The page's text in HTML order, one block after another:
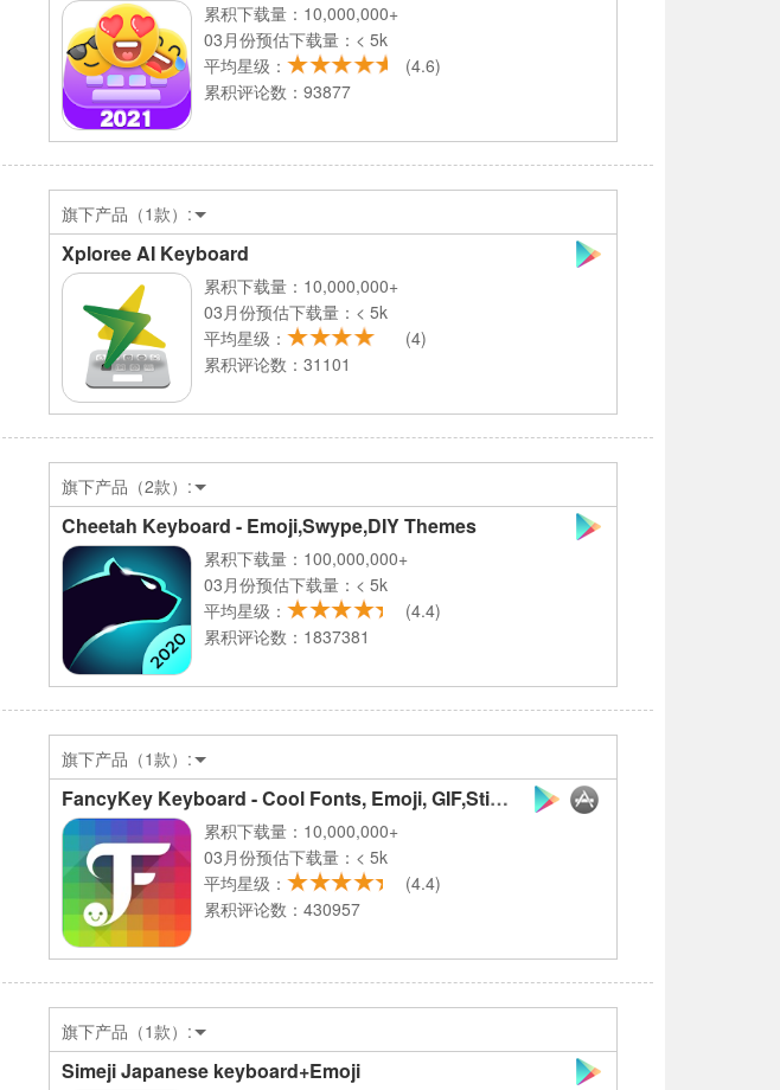
累积下载量：10,000,000+
03月份预估下载量：< 5k
平均星级：
(4.6)
累积评论数：93877
旗下产品（1款）:
Xploree AI Keyboard
累积下载量：10,000,000+
03月份预估下载量：< 5k
平均星级：
(4)
累积评论数：31101
旗下产品（2款）:
Cheetah Keyboard - Emoji,Swype,DIY Themes
累积下载量：100,000,000+
03月份预估下载量：< 5k
平均星级：
(4.4)
累积评论数：1837381
旗下产品（1款）:
FancyKey Keyboard - Cool Fonts, Emoji, GIF,Sticker
累积下载量：10,000,000+
03月份预估下载量：< 5k
平均星级：
(4.4)
累积评论数：430957
旗下产品（1款）:
Simeji Japanese keyboard+Emoji